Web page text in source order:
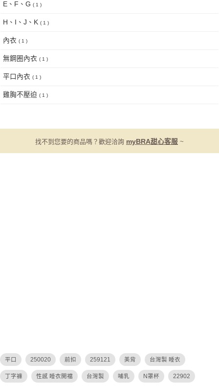
E、F、G ( 1 )
H、I、J、K ( 1 )
內衣 ( 1 )
無鋼圈內衣 ( 1 )
平口內衣 ( 1 )
雞胸不壓迫 ( 1 )
找不到您要的商品嗎？歡迎洽詢 myBRA甜心客服 ~
平口 250020 前扣 259121 美背 台灣製 睡衣
丁字褲 性感 睡衣開襠 台灣製 哺乳 N罩杯 22902